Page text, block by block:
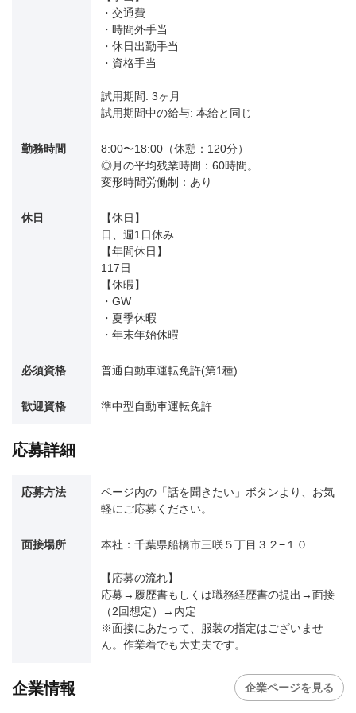
・交通費
・時間外手当
・休日出勤手当
・資格手当
試用期間: 3ヶ月
試用期間中の給与: 本給と同じ
勤務時間
8:00〜18:00（休憩：120分）
◎月の平均残業時間：60時間。
変形時間労働制：あり
休日
【休日】
日、週1日休み
【年間休日】
117日
【休暇】
・GW
・夏季休暇
・年末年始休暇
必須資格 普通自動車運転免許(第1種)
歓迎資格 準中型自動車運転免許
応募詳細
応募方法
ページ内の「話を聞きたい」ボタンより、お気
軽にご応募ください。
面接場所 本社：千葉県船橋市三咲５丁目３２−１０
【応募の流れ】
応募→履歴書もしくは職務経歴書の提出→面接
（2回想定）→内定
※面接にあたって、服装の指定はございませ
ん。作業着でも大丈夫です。
企業情報 企業ページを見る